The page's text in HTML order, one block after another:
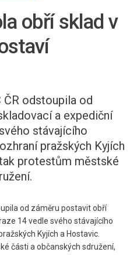
obří sklad v
ČR odstoupila od
a expediční
stávajícího
pražských Kyjích
protestům městské
od záměru postavit obří
14 vedle svého stávajícího
Kyjích a Hostavic.
části a občanských sdružení,